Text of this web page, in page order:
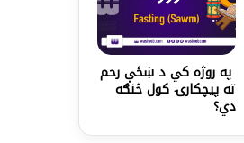
په روژه کي د ښځې رحم
ته پیچکارۍ کول څنګه
دي؟